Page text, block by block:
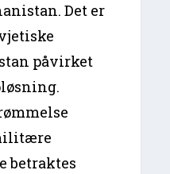
Det er
påvirket
betraktes